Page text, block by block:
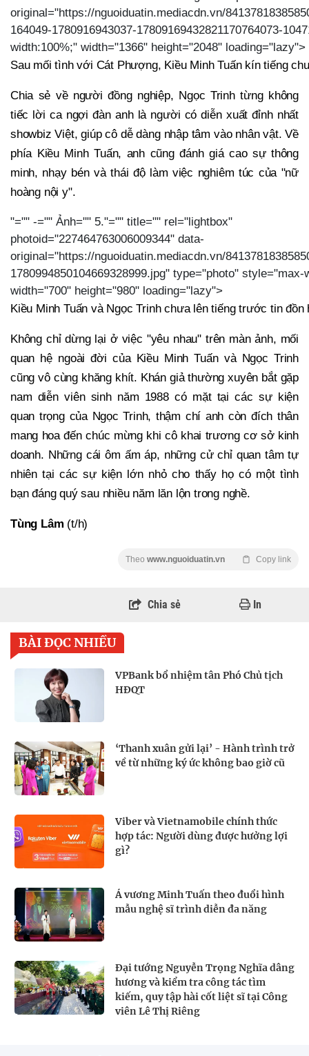
original="https://nguoiduatin.mediacdn.vn/
164049-1780916943037-17809169432821170764073-
width:100%;" width="1366" height="2048" loading="lazy">
Sau mối tình với Cát Phượng, Kiều Minh Tuấn kín tiếng
Chia sẻ về người đồng nghiệp, Ngọc Trinh từng không
tiếc lời ca ngợi đàn anh là người có diễn xuất đỉnh nhất
showbiz Việt, giúp cô dễ dàng nhập tâm vào nhân vật. Về
phía Kiều Minh Tuấn, anh cũng đánh giá cao sự thông
minh, nhạy bén và thái độ làm việc nghiêm túc của "nữ
hoàng nội y".
"="" -="" Ảnh="" 5."="" title="" rel="lightbox"
photoid="227464763006009344" data-
original="https://nguoiduatin.mediacdn.vn/
1780994850104669328999.jpg" type="photo" style="max-
width="700" height="980" loading="lazy">
Kiều Minh Tuấn và Ngọc Trinh chưa lên tiếng trước tin đồn
Không chỉ dừng lại ở việc "yêu nhau" trên màn ảnh, mối
quan hệ ngoài đời của Kiều Minh Tuấn và Ngọc Trinh
cũng vô cùng khăng khít. Khán giả thường xuyên bắt gặp
nam diễn viên sinh năm 1988 có mặt tại các sự kiện
quan trọng của Ngọc Trinh, thậm chí anh còn đích thân
mang hoa đến chúc mừng khi cô khai trương cơ sở kinh
doanh. Những cái ôm ấm áp, những cử chỉ quan tâm tự
nhiên tại các sự kiện lớn nhỏ cho thấy họ có một tình
bạn đáng quý sau nhiều năm lăn lộn trong nghề.
Tùng Lâm (t/h)
Theo www.nguoiduatin.vn Copy link
Chia sẻ In
BÀI ĐỌC NHIỀU
VPBank bổ nhiệm tân Phó Chủ tịch
HĐQT
‘Thanh xuân gửi lại’ - Hành trình trở
về từ những ký ức không bao giờ cũ
Viber và Vietnamobile chính thức
hợp tác: Người dùng được hưởng lợi
gì?
Á vương Minh Tuấn theo đuổi hình
mẫu nghệ sĩ trình diễn đa năng
Đại tướng Nguyễn Trọng Nghĩa dâng
hương và kiểm tra công tác tìm
kiếm, quy tập hài cốt liệt sĩ tại Công
viên Lê Thị Riêng